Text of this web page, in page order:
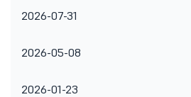
2026-07-31
2026-05-08
2026-01-23